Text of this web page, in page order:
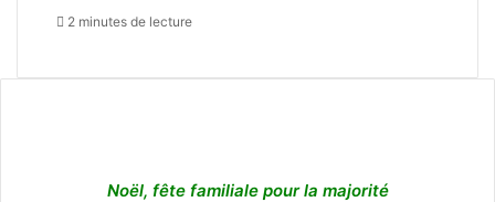
2 minutes de lecture
Noël, fête familiale pour la majorité